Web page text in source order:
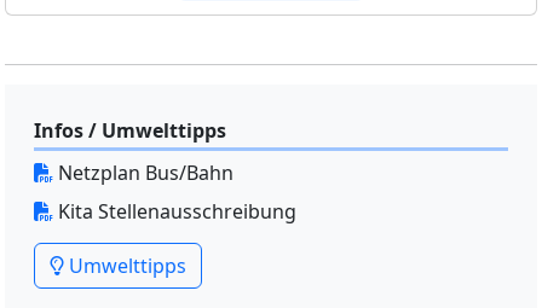
Infos / Umwelttipps
Netzplan Bus/Bahn
Kita Stellenausschreibung
Umwelttipps